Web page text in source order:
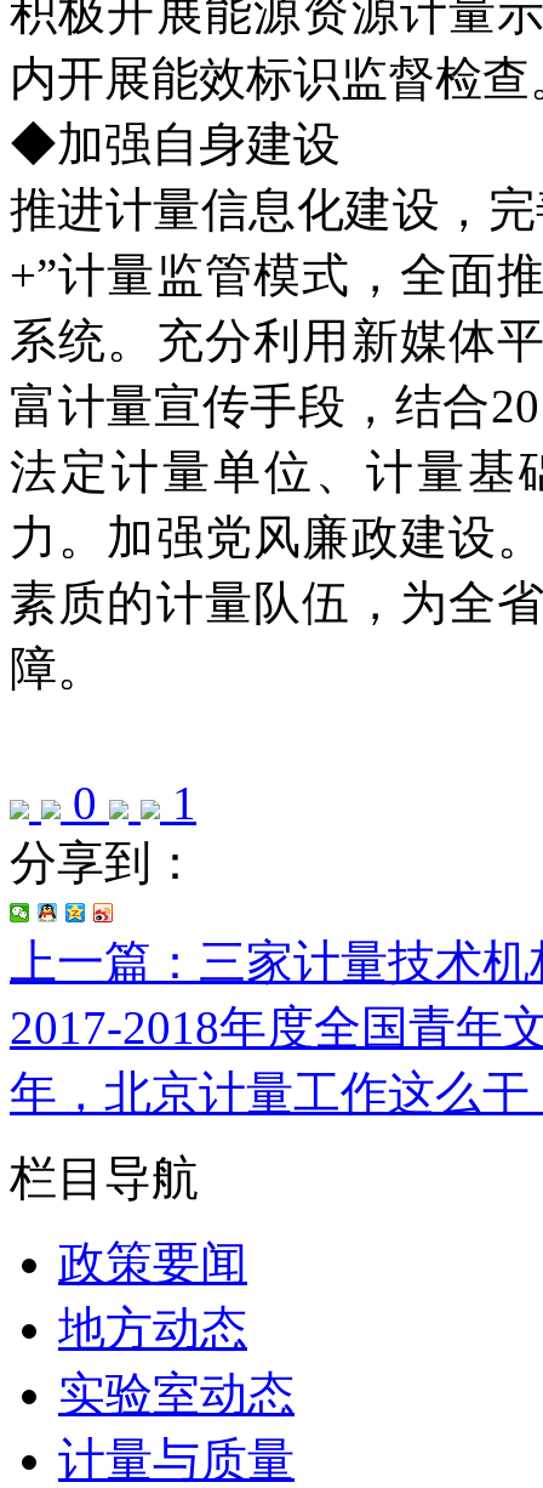
积极开展能源资源计量
内开展能效标识监督检查
◆加强自身建设
推进计量信息化建设，
+”计量监管模式，全面
系统。充分利用新媒体
富计量宣传手段，结合
法定计量单位、计量基
力。加强党风廉政建设
素质的计量队伍，为全
障。
0
1
分享到：
上一篇：三家计量技术
2017-2018年度全国青年
年，北京计量工作这么干
栏目导航
政策要闻
地方动态
实验室动态
计量与质量